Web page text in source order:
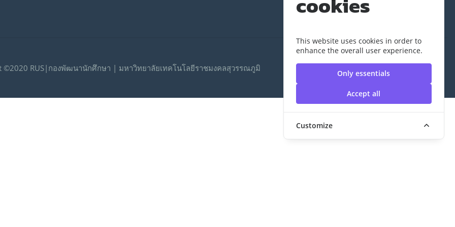
This website uses cookies in order to
enhance the overall user experience.
Only essentials
Accept all
Customize
©2020 RUS|กองพัฒนานักศึกษา | มหาวิทยาลัยเทคโนโลยีราชมงคลสุวรรณภูมิ